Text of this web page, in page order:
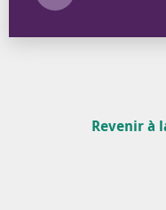
Revenir à